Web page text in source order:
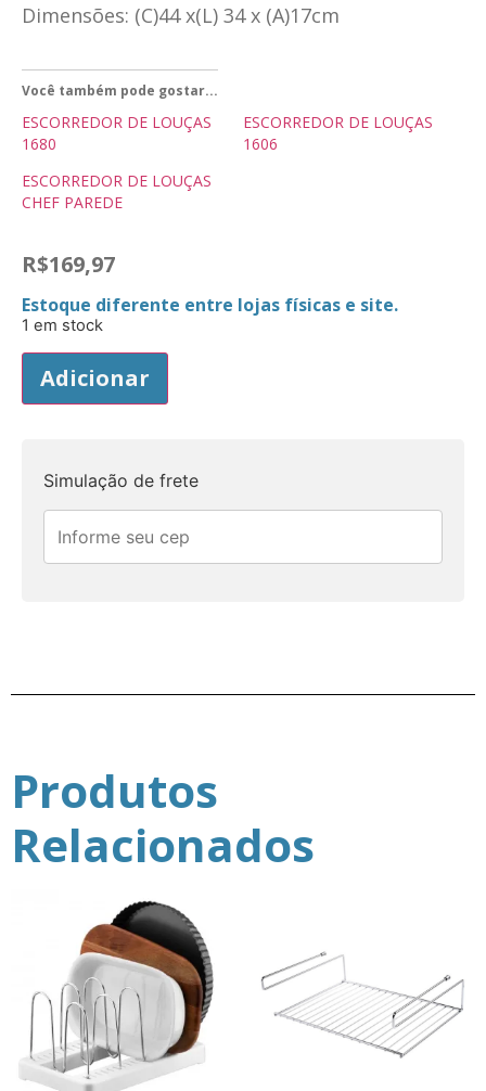
Dimensões: (C)44 x(L) 34 x (A)17cm
Você também pode gostar...
ESCORREDOR DE LOUÇAS
1680
ESCORREDOR DE LOUÇAS
1606
ESCORREDOR DE LOUÇAS
CHEF PAREDE
R$169,97
Estoque diferente entre lojas físicas e site.
1 em stock
Adicionar
Simulação de frete
Produtos
Relacionados